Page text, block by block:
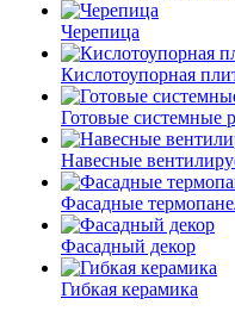
Черепица
Кислотоупорная
Готовые системные
Навесные
Фасадные
Фасадный декор
Гибкая керамика